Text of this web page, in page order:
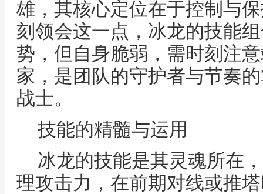
雄，其核心定位在于控制与
刻领会这一点，冰龙的技能
势，但自身脆弱，需时刻注
家，是团队的守护者与节奏
战士。
技能的精髓与运用
冰龙的技能是其灵魂所在
理攻击力，在前期对线或推